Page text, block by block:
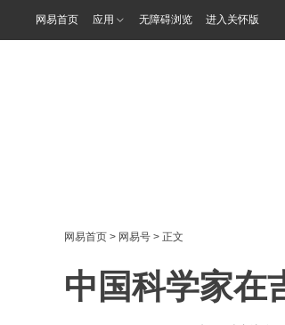
网易首页 应用 无障碍浏览 进入关怀版
网易首页 > 网易号 > 正文
中国科学家在